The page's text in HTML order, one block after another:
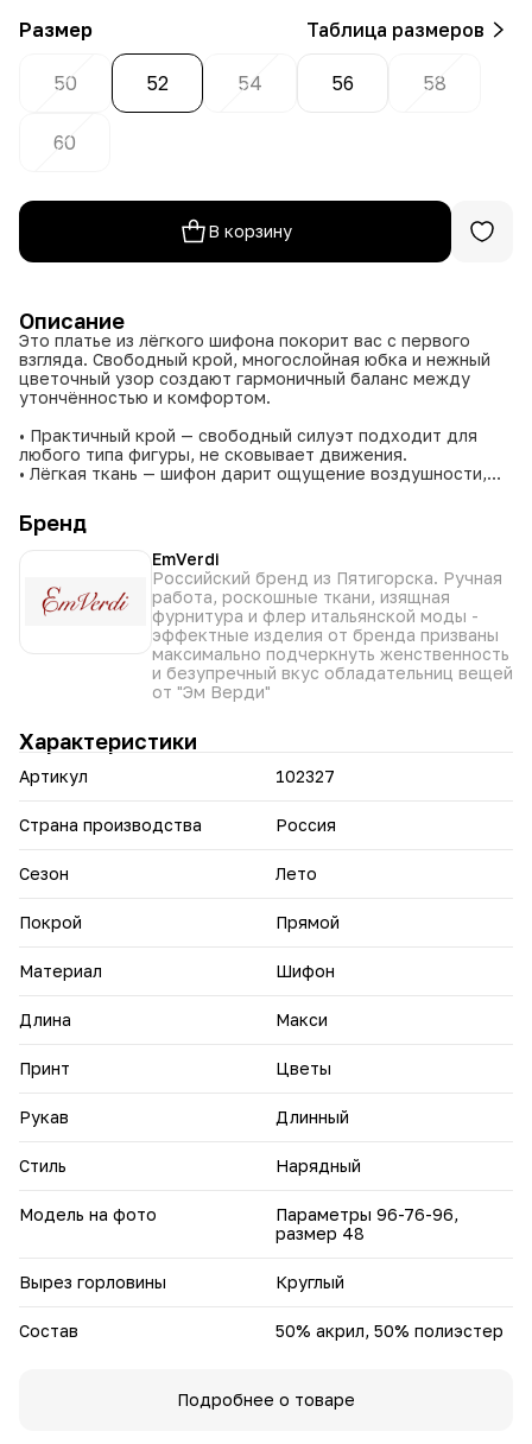
Размер Таблица размеров
50 52 54 56 58
60
В корзину
Описание
Это платье из лёгкого шифона покорит вас с первого
взгляда. Свободный крой, многослойная юбка и нежный
цветочный узор создают гармоничный баланс между
утончённостью и комфортом.
• Практичный крой — свободный силуэт подходит для
любого типа фигуры, не сковывает движения.
• Лёгкая ткань — шифон дарит ощущение воздушности,
• Универсальный принт — цветочный узор в приглушённых
тонах легко сочетается с аксессуарами.
• Длинные рукава — добавляют образу сдержанности и
• Многослойная юбка — создаёт объём и динамику,
подчёркивает женственность.
• Длина в пол — придаёт наряду утончённость и
Дополните платье лаконичными аксессуарами — и вы
будете в центре внимания.
Бренд
EmVerdi
Российский бренд из Пятигорска. Ручная
работа, роскошные ткани, изящная
фурнитура и флер итальянской моды -
эффектные изделия от бренда призваны
максимально подчеркнуть женственность
и безупречный вкус обладательниц вещей
от "Эм Верди"
Характеристики
Артикул 102327
Страна производства Россия
Сезон Лето
Покрой Прямой
Материал Шифон
Длина Макси
Принт Цветы
Рукав Длинный
Стиль Нарядный
Модель на фото
Параметры 96-76-96,
размер 48
Вырез горловины Круглый
Состав 50% акрил, 50% полиэстер
Подробнее о товаре